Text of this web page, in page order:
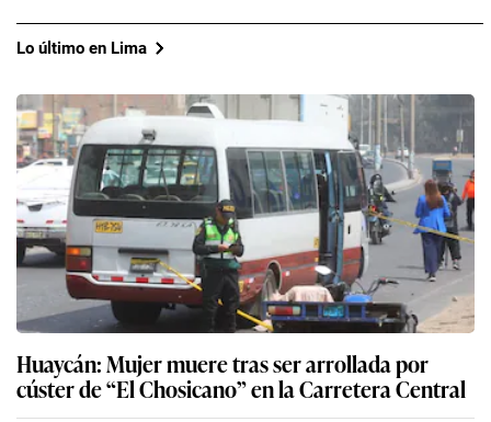
Lo último en Lima
Huaycán: Mujer muere tras ser arrollada por
cúster de “El Chosicano” en la Carretera Central